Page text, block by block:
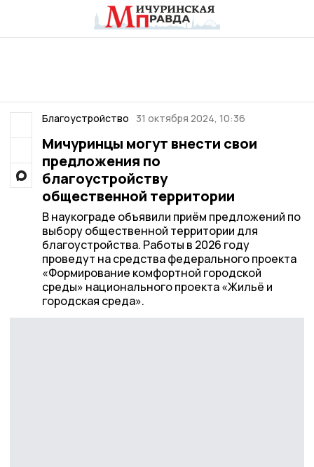
Благоустройство 31 октября 2024, 10:36
Мичуринцы могут внести свои
предложения по
благоустройству
общественной территории
В наукограде объявили приём предложений по
выбору общественной территории для
благоустройства. Работы в 2026 году
проведут на средства федерального проекта
«Формирование комфортной городской
среды» национального проекта «Жильё и
городская среда».